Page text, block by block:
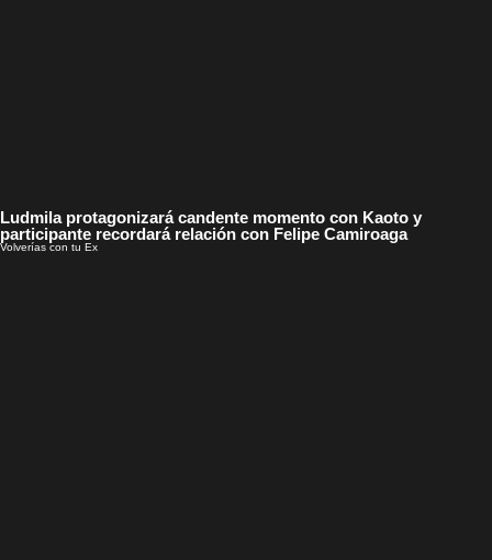
Ludmila protagonizará candente momento con Kaoto y
participante recordará relación con Felipe Camiroaga
Volverías con tu Ex